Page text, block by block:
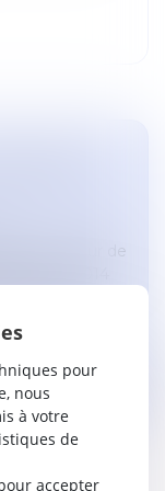
vendeur de
en 2014
pour
nous
à votre
de
accepter